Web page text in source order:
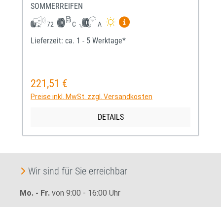
SOMMERREIFEN
72 C A
Mehr Informationen zum
Lieferzeit: ca. 1 - 5 Werktage*
Regulärer Preis:
221,51 €
Preise inkl. MwSt. zzgl. Versandkosten
DETAILS
Wir sind für Sie erreichbar
Mo. - Fr. von 9:00 - 16:00 Uhr